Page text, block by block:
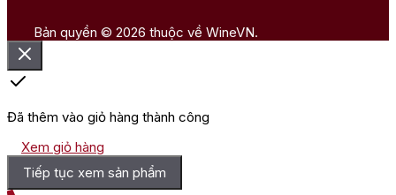
Bản quyền © 2026 thuộc về WineVN.
Đã thêm vào giỏ hàng thành công
Xem giỏ hàng
Tiếp tục xem sản phẩm